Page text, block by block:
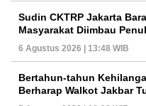
Sudin CKTRP Jakarta
Masyarakat Diimbau
6 Agustus 2026 | 13:48 WIB
Bertahun-tahun
Berharap Walkot Jakbar